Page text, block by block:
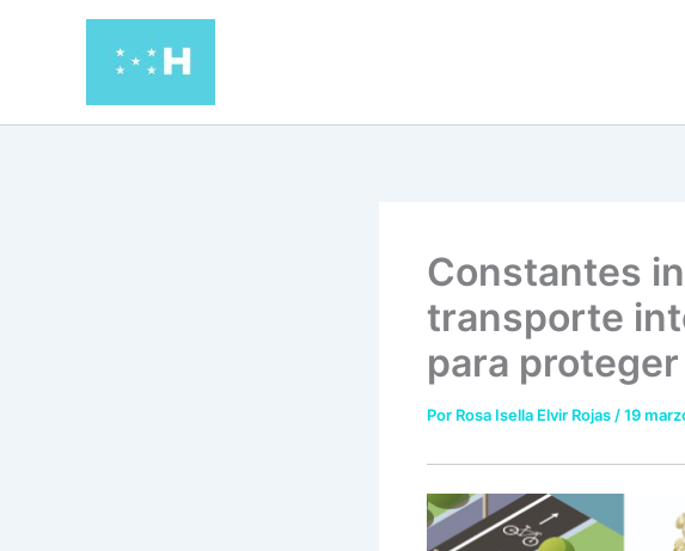
Constantes
transporte
para
Por Rosa Isella Elvir Rojas /19